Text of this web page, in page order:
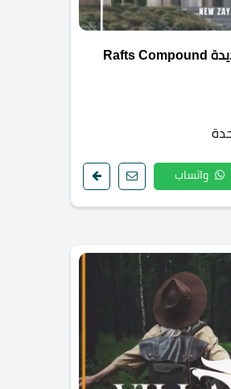
كمبوند رافتس زايد الجديدة Rafts Compound
واتساب